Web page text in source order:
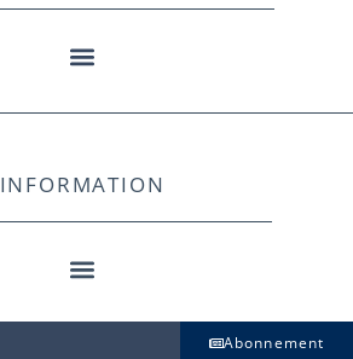
INFORMATION
Abonnement